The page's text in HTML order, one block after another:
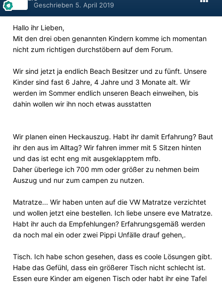
Geschrieben 5. April 2019
Hallo ihr Lieben,
Mit den drei oben genannten Kindern komme ich momentan
nicht zum richtigen durchstöbern auf dem Forum.
Wir sind jetzt ja endlich Beach Besitzer und zu fünft. Unsere
Kinder sind fast 6 Jahre, 4 Jahre und 3 Monate alt. Wir
werden im Sommer endlich unseren Beach einweihen, bis
dahin wollen wir ihn noch etwas ausstatten
Wir planen einen Heckauszug. Habt ihr damit Erfahrung? Baut
ihr den aus im Alltag? Wir fahren immer mit 5 Sitzen hinten
und das ist echt eng mit ausgeklapptem mfb.
Daher überlege ich 700 mm oder größer zu nehmen beim
Auszug und nur zum campen zu nutzen.
Matratze... Wir haben unten auf die VW Matratze verzichtet
und wollen jetzt eine bestellen. Ich liebe unsere eve Matratze.
Habt ihr auch da Empfehlungen? Erfahrungsgemäß werden
da noch mal ein oder zwei Pippi Unfälle drauf gehen,.
Tisch. Ich habe schon gesehen, dass es coole Lösungen gibt.
Habe das Gefühl, dass ein größerer Tisch nicht schlecht ist.
Essen eure Kinder am eigenen Tisch oder habt ihr eine Tafel